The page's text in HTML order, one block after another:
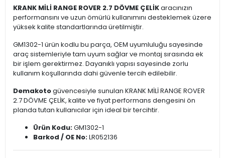
KRANK MİLİ RANGE ROVER 2.7 DÖVME ÇELİKaracınızın
performansını ve uzun ömürlü kullanımını desteklemek üzere
yüksek kalite standartlarında üretilmiştir.
GM1302-1 ürün kodlu bu parça, OEM uyumluluğu sayesinde
araç sistemleriyle tam uyum sağlar ve montaj sırasında ek
bir işlem gerektirmez. Dayanıklı yapısı sayesinde zorlu
kullanım koşullarında dahi güvenle tercih edilebilir.
Demakotogüvencesiyle sunulan KRANK MİLİ RANGE ROVER
2.7 DÖVME ÇELİK, kalite ve fiyat performans dengesini ön
planda tutan kullanıcılar için ideal bir tercihtir.
Ürün Kodu:GM1302-1
Barkod / OE No:LR052136